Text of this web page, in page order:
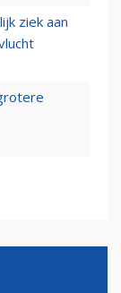
ziek aan